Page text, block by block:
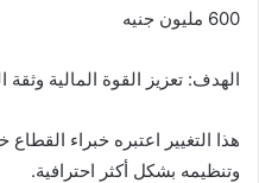
600 مليون جنيه
الهدف: تعزيز القوة المالية وثقة
هذا التغيير اعتبره خبراء
وتنظيمه بشكل أكثر احترافية.